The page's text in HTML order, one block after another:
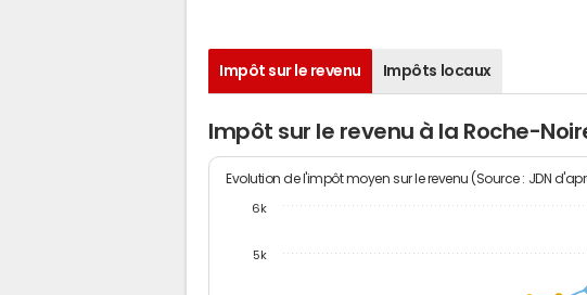
Impôt sur le revenu Impôts locaux
Impôt sur le revenu à la Roche-
Evolution de l'impôt moyen sur le revenu (Source : JDN
5k
6k